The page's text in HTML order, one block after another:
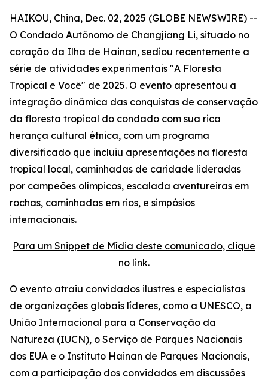
HAIKOU, China, Dec. 02, 2025 (GLOBE NEWSWIRE) --
O Condado Autônomo de Changjiang Li, situado no
coração da Ilha de Hainan, sediou recentemente a
série de atividades experimentais "A Floresta
Tropical e Você" de 2025. O evento apresentou a
integração dinâmica das conquistas de conservação
da floresta tropical do condado com sua rica
herança cultural étnica, com um programa
diversificado que incluiu apresentações na floresta
tropical local, caminhadas de caridade lideradas
por campeões olímpicos, escalada aventureiras em
rochas, caminhadas em rios, e simpósios
internacionais.
Para um Snippet de Mídia deste comunicado, clique
no link.
O evento atraiu convidados ilustres e especialistas
de organizações globais líderes, como a UNESCO, a
União Internacional para a Conservação da
Natureza (IUCN), o Serviço de Parques Nacionais
dos EUA e o Instituto Hainan de Parques Nacionais,
com a participação dos convidados em discussões